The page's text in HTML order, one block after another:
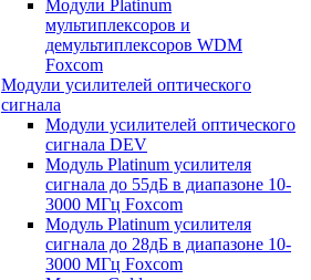
Модули Platinum
мультиплексоров и
демультиплексоров WDM
Foxcom
Модули усилителей оптического
сигнала
Модули усилителей оптического
сигнала DEV
Модуль Platinum усилителя
сигнала до 55дБ в диапазоне 10-
3000 МГц Foxcom
Модуль Platinum усилителя
сигнала до 28дБ в диапазоне 10-
3000 МГц Foxcom